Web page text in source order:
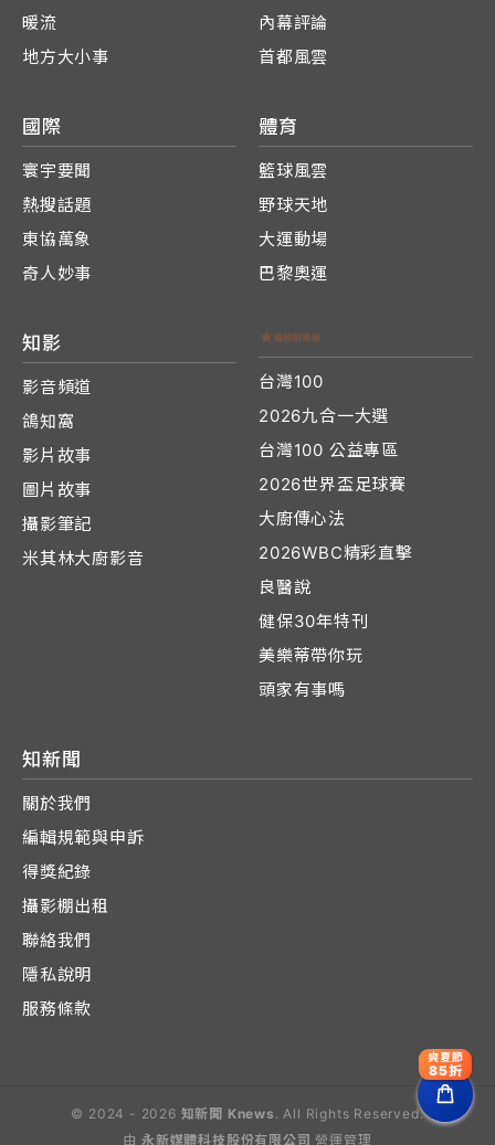
暖流
地方大小事
內幕評論
首都風雲
國際
寰宇要聞
熱搜話題
東協萬象
奇人妙事
體育
籃球風雲
野球天地
大運動場
巴黎奧運
知影
影音頻道
鴿知窩
影片故事
圖片故事
攝影筆記
米其林大廚影音
台灣100
2026九合一大選
台灣100 公益專區
2026世界盃足球賽
大廚傳心法
2026WBC精彩直擊
良醫說
健保30年特刊
美樂蒂帶你玩
頭家有事嗎
知新聞
關於我們
編輯規範與申訴
得獎紀錄
攝影棚出租
聯絡我們
隱私說明
服務條款
© 2024 - 2026 知新聞 Knews . All Rights Reserved.
由 永新媒體科技股份有限公司 營運管理
爽夏節
85折